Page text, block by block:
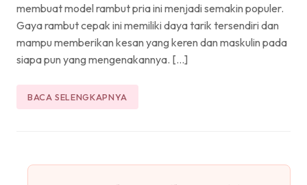
membuat model rambut pria ini menjadi semakin populer.
Gaya rambut cepak ini memiliki daya tarik tersendiri dan
mampu memberikan kesan yang keren dan maskulin pada
siapa pun yang mengenakannya. […]
BACA SELENGKAPNYA